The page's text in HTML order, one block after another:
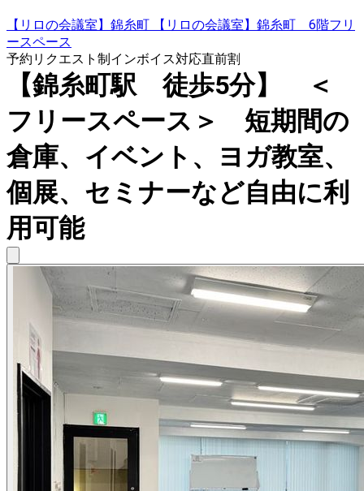
【リロの会議室】錦糸町 【リロの会議室】錦糸町 6階フリ
ースペース
予約リクエスト制インボイス対応直前割
【錦糸町駅 徒歩5分】 ＜
フリースペース＞ 短期間の
倉庫、イベント、ヨガ教室、
個展、セミナーなど自由に利
用可能